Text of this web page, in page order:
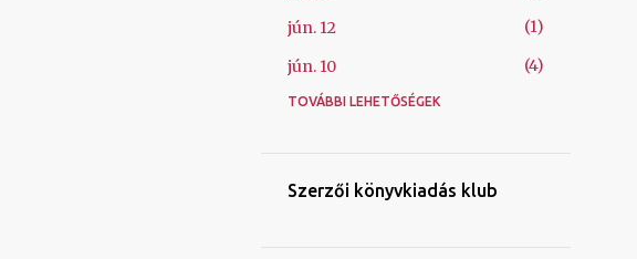
jún. 12
1
jún. 10
4
jún. 09
máj. 08
TOVÁBBI LEHETŐSÉGEK
Szerzői könyvkiadás klub